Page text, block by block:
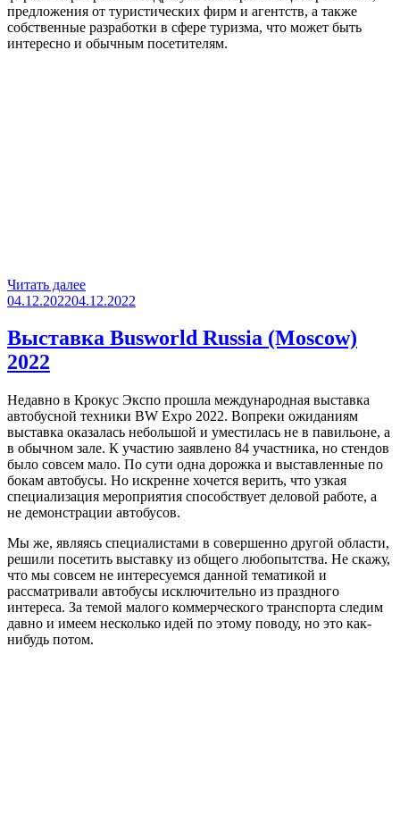
предложения от туристических фирм и агентств, а также
собственные разработки в сфере туризма, что может быть
интересно и обычным посетителям.
Читать далее«Интурмаркет (ITM-
2024)»
Опубликовано
04.12.202204.12.2022
Выставка Busworld Russia (Moscow)
2022
Недавно в Крокус Экспо прошла международная выставка
автобусной техники BW Expo 2022. Вопреки ожиданиям
выставка оказалась небольшой и уместилась не в павильоне, а
в обычном зале. К участию заявлено 84 участника, но стендов
было совсем мало. По сути одна дорожка и выставленные по
бокам автобусы. Но искренне хочется верить, что узкая
специализация мероприятия способствует деловой работе, а
не демонстрации автобусов.
Мы же, являясь специалистами в совершенно другой области,
решили посетить выставку из общего любопытства. Не скажу,
что мы совсем не интересуемся данной тематикой и
рассматривали автобусы исключительно из праздного
интереса. За темой малого коммерческого транспорта следим
давно и имеем несколько идей по этому поводу, но это как-
нибудь потом.